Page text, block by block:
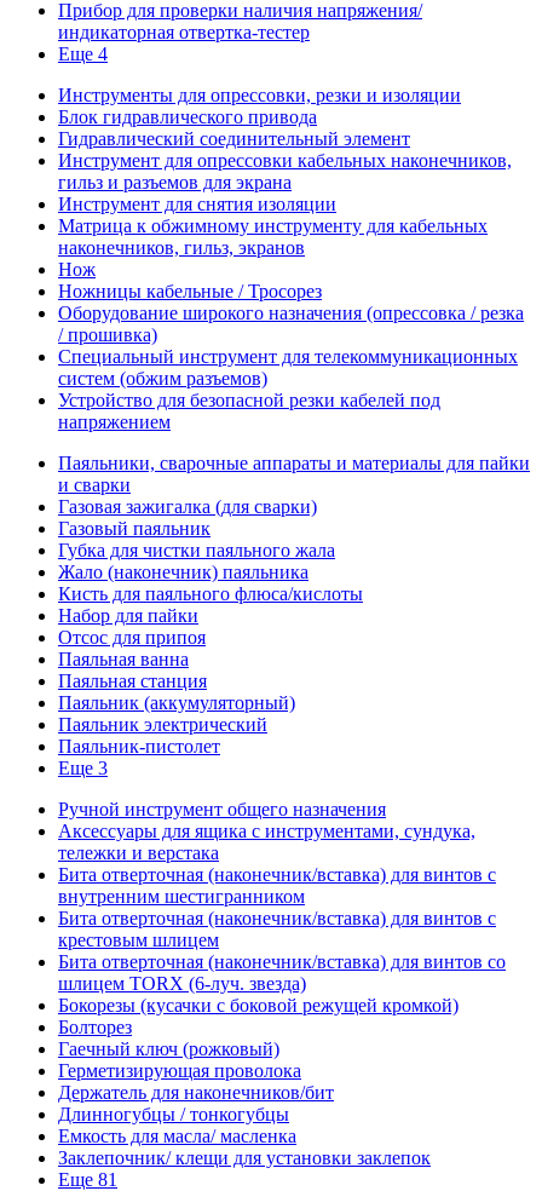
Прибор для проверки наличия напряжения/
индикаторная отвертка-тестер
Еще 4
Инструменты для опрессовки, резки и изоляции
Блок гидравлического привода
Гидравлический соединительный элемент
Инструмент для опрессовки кабельных наконечников,
гильз и разъемов для экрана
Инструмент для снятия изоляции
Матрица к обжимному инструменту для кабельных
наконечников, гильз, экранов
Нож
Ножницы кабельные / Тросорез
Оборудование широкого назначения (опрессовка / резка
/ прошивка)
Специальный инструмент для телекоммуникационных
систем (обжим разъемов)
Устройство для безопасной резки кабелей под
напряжением
Паяльники, сварочные аппараты и материалы для пайки
и сварки
Газовая зажигалка (для сварки)
Газовый паяльник
Губка для чистки паяльного жала
Жало (наконечник) паяльника
Кисть для паяльного флюса/кислоты
Набор для пайки
Отсос для припоя
Паяльная ванна
Паяльная станция
Паяльник (аккумуляторный)
Паяльник электрический
Паяльник-пистолет
Еще 3
Ручной инструмент общего назначения
Аксессуары для ящика с инструментами, сундука,
тележки и верстака
Бита отверточная (наконечник/вставка) для винтов с
внутренним шестигранником
Бита отверточная (наконечник/вставка) для винтов с
крестовым шлицем
Бита отверточная (наконечник/вставка) для винтов со
шлицем TORX (6-луч. звезда)
Бокорезы (кусачки с боковой режущей кромкой)
Болторез
Гаечный ключ (рожковый)
Герметизирующая проволока
Держатель для наконечников/бит
Длинногубцы / тонкогубцы
Емкость для масла/ масленка
Заклепочник/ клещи для установки заклепок
Еще 81